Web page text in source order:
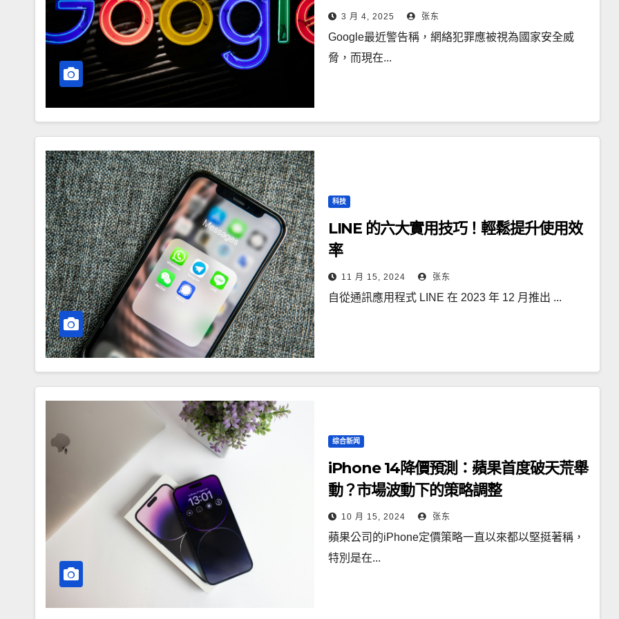
3 月 4, 2025 张东
Google最近警告稱，網絡犯罪應被視為國家安全威
脅，而現在...
科技
LINE 的六大實用技巧！輕鬆提升使用效
率
11 月 15, 2024 张东
自從通訊應用程式 LINE 在 2023 年 12 月推出 ...
综合新闻
iPhone 14降價預測：蘋果首度破天荒舉
動？市場波動下的策略調整
10 月 15, 2024 张东
蘋果公司的iPhone定價策略一直以來都以堅挺著稱，
特別是在...